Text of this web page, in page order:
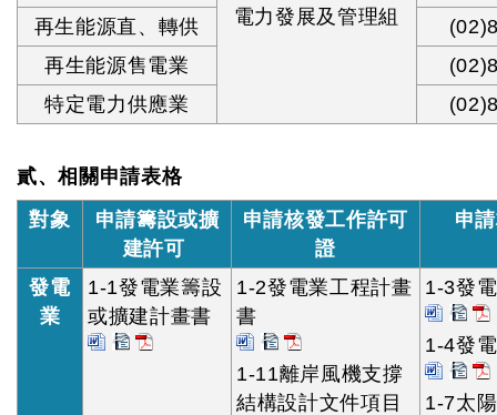
電力發展及管理組
再生能源直、轉供
再生能源售電業
特定電力供應業
貳、相關申請表格
對象
申請籌設或擴
建許可
申請核發工作許可
證
申
發電
業
1-1發電業籌設
或擴建計畫書
1-2發電業工程計畫
書
1-11離岸風機支撐
結構設計文件項目
1-3發
1-4發
1-7太